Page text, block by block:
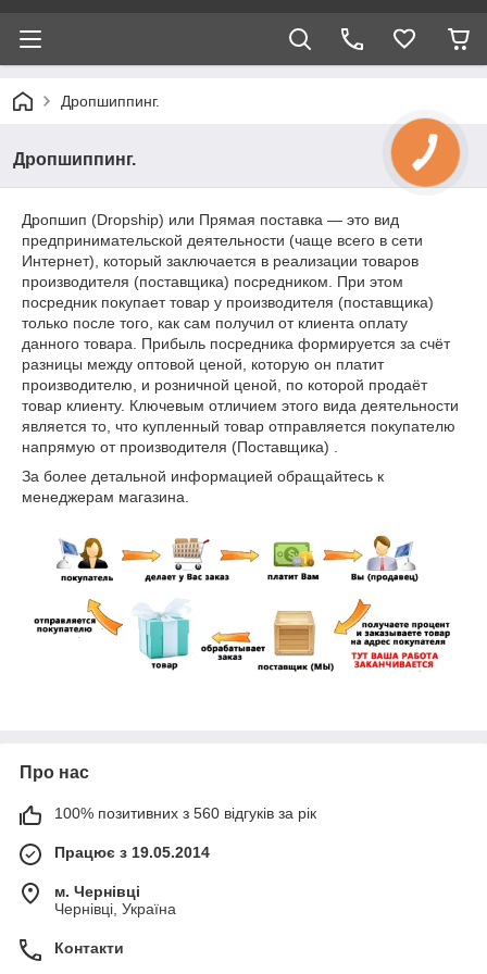
Дропшиппинг.
Дропшиппинг.
Дропшип (Dropship) или Прямая поставка — это вид
предпринимательской деятельности (чаще всего в сети
Интернет), который заключается в реализации товаров
производителя (поставщика) посредником. При этом
посредник покупает товар у производителя (поставщика)
только после того, как сам получил от клиента оплату
данного товара. Прибыль посредника формируется за счёт
разницы между оптовой ценой, которую он платит
производителю, и розничной ценой, по которой продаёт
товар клиенту. Ключевым отличием этого вида деятельности
является то, что купленный товар отправляется покупателю
напрямую от производителя (Поставщика) .
За более детальной информацией обращайтесь к
менеджерам магазина.
Про нас
100% позитивних з 560 відгуків за рік
Працює з 19.05.2014
м. Чернівці
Чернівці, Україна
Контакти
КНОПКА
ЗВ'ЯЗКУ